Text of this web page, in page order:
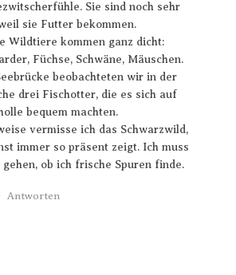
Sie sind noch sehr
sie Futter bekommen.
Wildtiere kommen ganz dicht:
Füchse, Schwäne, Mäuschen.
beobachteten wir in der
drei Fischotter, die es sich auf
bequem machten.
vermisse ich das Schwarzwild,
immer so präsent zeigt. Ich muss
gehen, ob ich frische Spuren finde.
Antworten